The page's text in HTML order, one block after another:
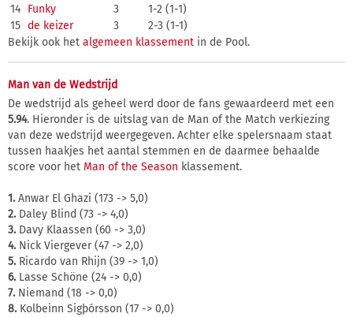
14 Funky 3
1-2 (1-1)
15 de keizer 3
2-3 (1-1)
Bekijk ook het algemeen klassement in de Pool.
Man van de Wedstrijd
De wedstrijd als geheel werd door de fans gewaardeerd met een
5.94. Hieronder is de uitslag van de Man of the Match verkiezing
van deze wedstrijd weergegeven. Achter elke spelersnaam staat
tussen haakjes het aantal stemmen en de daarmee behaalde
score voor het Man of the Season klassement.
1.Anwar El Ghazi (173 -> 5,0)
2.Daley Blind (73 -> 4,0)
3.Davy Klaassen (60 -> 3,0)
4.Nick Viergever (47 -> 2,0)
5.Ricardo van Rhijn (39 -> 1,0)
6.Lasse Schöne (24 -> 0,0)
7.Niemand (18 -> 0,0)
8.Kolbeinn Sigþórsson (17 -> 0,0)